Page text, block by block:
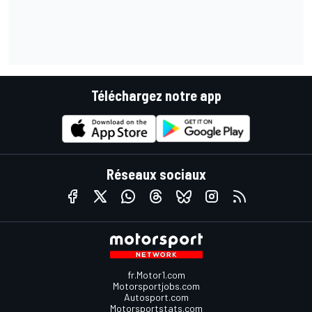
Téléchargez notre app
Réseaux sociaux
fr.Motor1.com
Motorsportjobs.com
Autosport.com
Motorsportstats.com